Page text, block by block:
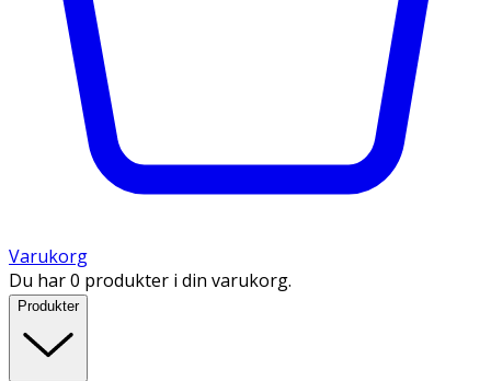
Varukorg
Du har 0 produkter i din varukorg.
Produkter